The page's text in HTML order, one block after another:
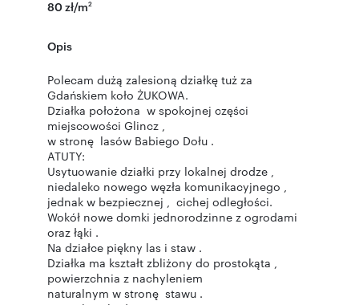
80 zł/m2
Opis
Polecam dużą zalesioną działkę tuż za
Gdańskiem koło ŻUKOWA.
Działka położona w spokojnej części
miejscowości Glincz ,
w stronę lasów Babiego Dołu .
ATUTY:
Usytuowanie działki przy lokalnej drodze ,
niedaleko nowego węzła komunikacyjnego ,
jednak w bezpiecznej , cichej odległości.
Wokół nowe domki jednorodzinne z ogrodami
oraz łąki .
Na działce piękny las i staw .
Działka ma kształt zbliżony do prostokąta ,
powierzchnia z nachyleniem
naturalnym w stronę stawu .